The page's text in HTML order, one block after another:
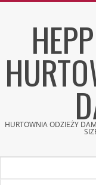
HURTOWNIA ODZIEŻY